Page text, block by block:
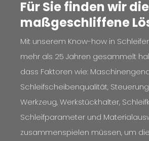
Für Sie finden wir die
maßgeschliffene
Mit unserem Know-how in
mehr als 25 Jahren gesammelt
dass Faktoren wie:
Schleifscheibenqualität,
Werkzeug, Werkstückhalter,
Schleifparameter und
zusammenspielen müssen, um